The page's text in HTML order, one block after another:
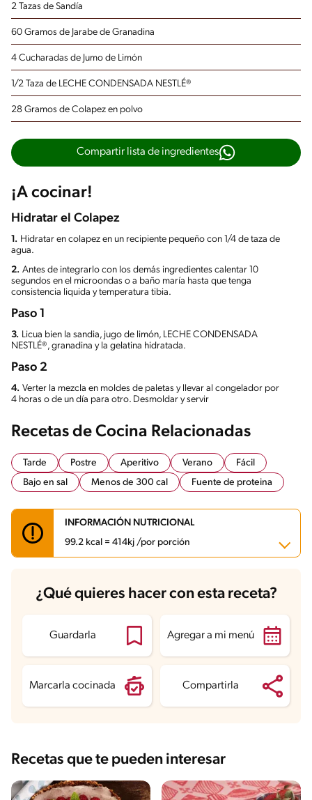
2 Tazas de Sandía
60 Gramos de Jarabe de Granadina
4 Cucharadas de Jumo de Limón
1/2 Taza de LECHE CONDENSADA NESTLÉ®
28 Gramos de Colapez en polvo
Compartir lista de ingredientes
¡A cocinar!
Hidratar el Colapez
1. Hidratar en colapez en un recipiente pequeño con 1/4 de taza de
agua.
2. Antes de integrarlo con los demás ingredientes calentar 10
segundos en el microondas o a baño maría hasta que tenga
consistencia liquida y temperatura tibia.
Paso 1
3. Licua bien la sandia, jugo de limón, LECHE CONDENSADA
NESTLÉ®, granadina y la gelatina hidratada.
Paso 2
4. Verter la mezcla en moldes de paletas y llevar al congelador por
4 horas o de un día para otro. Desmoldar y servir
Recetas de Cocina Relacionadas
Tarde Postre Aperitivo Verano
Fácil
Bajo en sal
Menos de 300 cal Fuente de proteina
INFORMACIÓN NUTRICIONAL
99.2 kcal = 414kj /por porción
Carbohidratos
18.6 g
Energía 99.2 kcal
Proteína
Grasas saturadas 0.4 g
Sodio 23.7 mg
¿Qué quieres hacer con esta receta?
Guardarla Agregar a mi menú
Marcarla cocinada Compartirla
Recetas que te pueden interesar